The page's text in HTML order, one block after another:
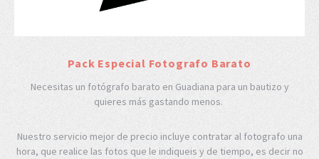
Pack Especial Fotografo Barato
Necesitas un fotógrafo barato en Guadiana para un bautizo y
quieres más gastando menos.
Nuestro servicio mejor de precio incluye contratar al fotografo una
hora, que realice las fotos que le indiqueis y de tiempo, es decir no